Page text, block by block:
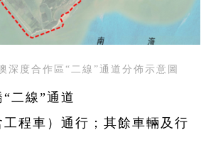
深度合作區“二線”通道分佈示意圖
二線”通道
程車）通行；其餘車輛及行